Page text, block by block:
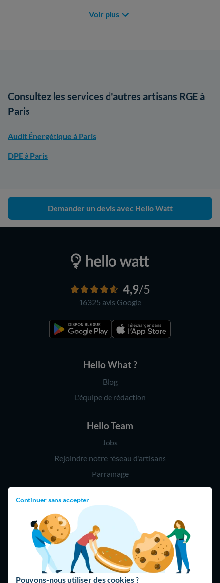
Continuer sans accepter
Pouvons-nous utiliser des cookies ?
Voir plus
Consultez les services d'autres artisans RGE à
Paris
Audit Énergétique à Paris
DPE à Paris
Demander un devis avec Hello Watt
4,9/5
16325 avis Google
Hello What ?
Blog
L'équipe de rédaction
Hello Team
Jobs
Rejoindre notre réseau d'artisans
Parrainage
Hello !
09 75 18 60 60
(8h-21h)
75018 Paris